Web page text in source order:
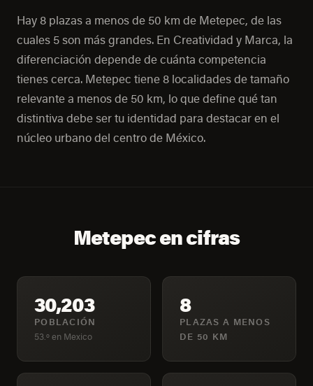
Hay 8 plazas a menos de 50 km de Metepec, de las
cuales 5 son más grandes. En Creatividad y Marca, la
diferenciación depende de cuánta competencia
tienes cerca. Metepec tiene 8 localidades de tamaño
relevante a menos de 50 km, lo que define qué tan
distintiva debe ser tu identidad para destacar en el
núcleo urbano del centro de México.
Metepec en cifras
30,203
POBLACIÓN
53.º en Mexico
8
PLAZAS A MENOS
DE 50 KM